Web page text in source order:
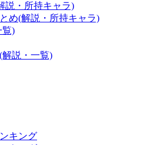
説・所持キャラ)
め(解説・所持キャラ)
覧)
説・一覧)
キング